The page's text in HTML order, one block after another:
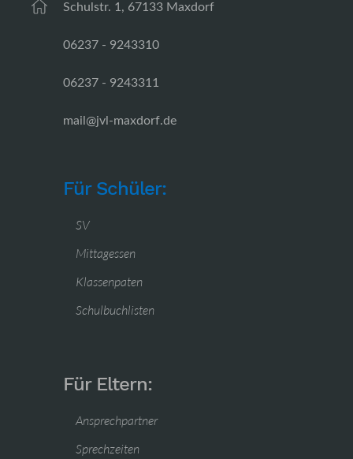
Schulstr. 1, 67133 Maxdorf
06237 - 9243310
06237 - 9243311
mail@jvl-maxdorf.de
Für Schüler:
SV
Mittagessen
Klassenpaten
Schulbuchlisten
Für Eltern:
Ansprechpartner
Sprechzeiten